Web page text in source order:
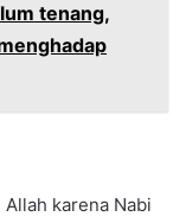
tenang,
karena Nabi